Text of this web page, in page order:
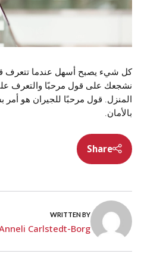
كل شيء يصبح أسهل عندما تتعرف
نشجعك على قول مرحبًا والتعرف
المنزل. قول مرحبًا للجيران هو أمر
بالأمان.
Share
WRITTEN BY
Carlstedt-Borg